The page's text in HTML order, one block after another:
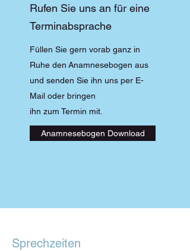
Rufen Sie uns an für eine
Terminabsprache
Füllen Sie gern vorab ganz in
Ruhe den Anamnesebogen aus
und senden Sie ihn uns per E-
Mail oder bringen
ihn zum Termin mit.
Anamnesebogen Download
Sprechzeiten